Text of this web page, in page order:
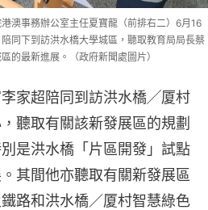
澳事務辦公室主任夏寶龍（前排右二）6月16
同下到訪洪水橋大學城區，聽取教育局局長蔡
的最新進展。（政府新聞處圖片）
家超陪同到訪洪水橋╱厦村
聽取有關該新發展區的規劃
是洪水橋「片區開發」試點
其間他亦聽取有關新發展區
路和洪水橋／厦村智慧綠色